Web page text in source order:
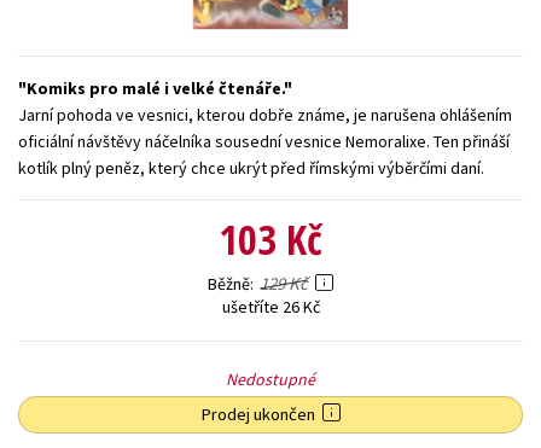
Zahraniční literatura
Všechny tituly
Komiks pro malé i velké čtenáře.
Jarní pohoda ve vesnici, kterou dobře známe, je narušena ohlášením
oficiální návštěvy náčelníka sousední vesnice Nemoralixe. Ten přináší
kotlík plný peněz, který chce ukrýt před římskými výběrčími daní.
103 Kč
Běžně 129 Kč
ušetříte 26 Kč
Nedostupné
Prodej ukončen